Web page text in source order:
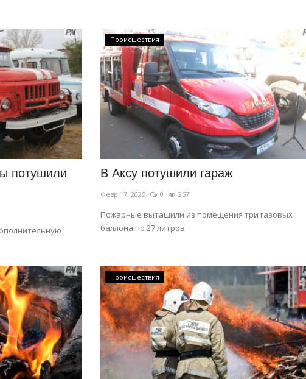
потушили
Происшествия
В Аксу потушили гараж
Февр 17, 2025 0 257
Пожарные вытащили из помещения три газовых
баллона по 27 литров.
Происшествия